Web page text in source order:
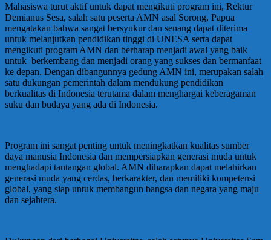
Mahasiswa turut aktif untuk dapat mengikuti program ini, Rektur
Demianus Sesa, salah satu peserta AMN asal Sorong, Papua
mengatakan bahwa sangat bersyukur dan senang dapat diterima
untuk melanjutkan pendidikan tinggi di UNESA serta dapat
mengikuti program AMN dan berharap menjadi awal yang baik
untuk berkembang dan menjadi orang yang sukses dan bermanfaat
ke depan. Dengan dibangunnya gedung AMN ini, merupakan salah
satu dukungan pemerintah dalam mendukung pendidikan
berkualitas di Indonesia terutama dalam menghargai keberagaman
suku dan budaya yang ada di Indonesia.
Program ini sangat penting untuk meningkatkan kualitas sumber
daya manusia Indonesia dan mempersiapkan generasi muda untuk
menghadapi tantangan global. AMN diharapkan dapat melahirkan
generasi muda yang cerdas, berkarakter, dan memiliki kompetensi
global, yang siap untuk membangun bangsa dan negara yang maju
dan sejahtera.